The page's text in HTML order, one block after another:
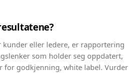
kunder eller ledere, er rapportering
som holder seg oppdatert,
for godkjenning, white label. Vurder